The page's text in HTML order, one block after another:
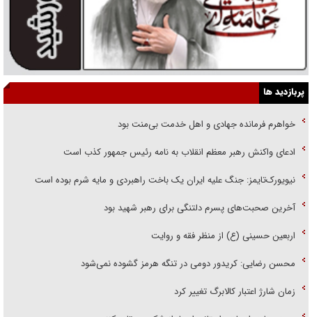
پربازدید ها
خواهرم فرمانده جهادی و اهل خدمت بی‌منت بود
ادعای واکنش رهبر معظم انقلاب به نامه رئیس جمهور کذب است
نیویورک‌تایمز: جنگ علیه ایران یک باخت راهبردی و مایه شرم بوده است
آخرین صحبت‌های پسرم دلتنگی برای رهبر شهید بود
اربعین حسینی (ع) از منظر فقه و روایت
محسن رضایی: کریدور دومی در تنگه هرمز گشوده نمی‌شود
زمان شارژ اعتبار کالابرگ تغییر کرد